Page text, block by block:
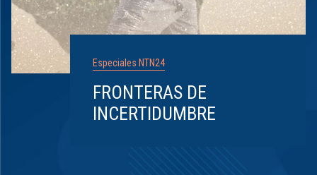
Especiales NTN24
FRONTERAS DE
INCERTIDUMBRE